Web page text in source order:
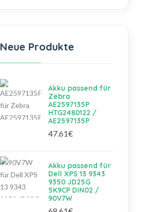
Neue Produkte
Akku passend für
Zebra
AE2597135P
HTG2480122 /
AE2597135P
47.61€
Akku passend für
Dell XPS 13 9343
9350 JD25G
5K9CP DIN02 /
90V7W